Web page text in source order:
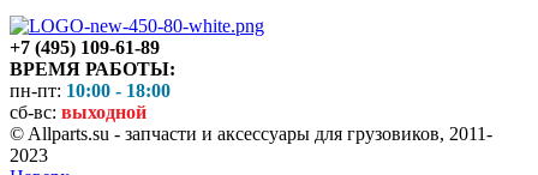
+7 (495) 109-61-89
ВРЕМЯ РАБОТЫ:
пн-пт: 10:00 - 18:00
сб-вс: выходной
© Allparts.su - запчасти и аксессуары для грузовиков, 2011-
2023